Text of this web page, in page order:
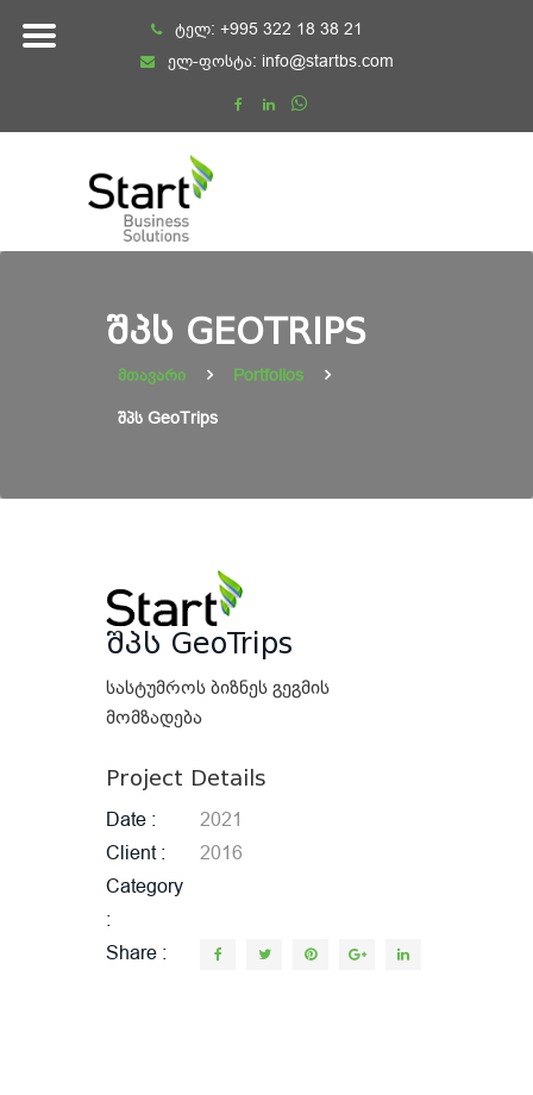
ტელ: +995 322 18 38 21
ელ-ფოსტა: info@startbs.com
ᲨᲞᲡ GEOTRIPS
მთავარი Portfolios
შპს GeoTrips
შპს GeoTrips
სასტუმროს ბიზნეს გეგმის
მომზადება
Project Details
Date
2021
Client
2016
Category
Share